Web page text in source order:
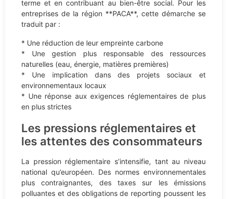
terme et en contribuant au bien-être social. Pour les
entreprises de la région **PACA**, cette démarche se
traduit par :
* Une réduction de leur empreinte carbone
* Une gestion plus responsable des ressources
naturelles (eau, énergie, matières premières)
* Une implication dans des projets sociaux et
environnementaux locaux
* Une réponse aux exigences réglementaires de plus
en plus strictes
Les pressions réglementaires et
les attentes des consommateurs
La pression réglementaire s’intensifie, tant au niveau
national qu’européen. Des normes environnementales
plus contraignantes, des taxes sur les émissions
polluantes et des obligations de reporting poussent les